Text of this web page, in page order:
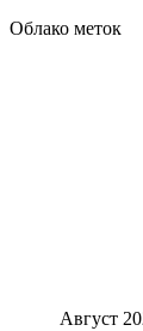
Облако меток
Август